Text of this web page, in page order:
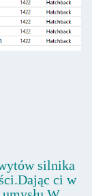
silnika
ci w